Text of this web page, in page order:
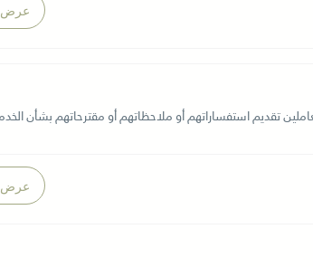
عرض
تقديم استفساراتهم أو ملاحظاتهم أو مقترحاتهم بشأن
عرض